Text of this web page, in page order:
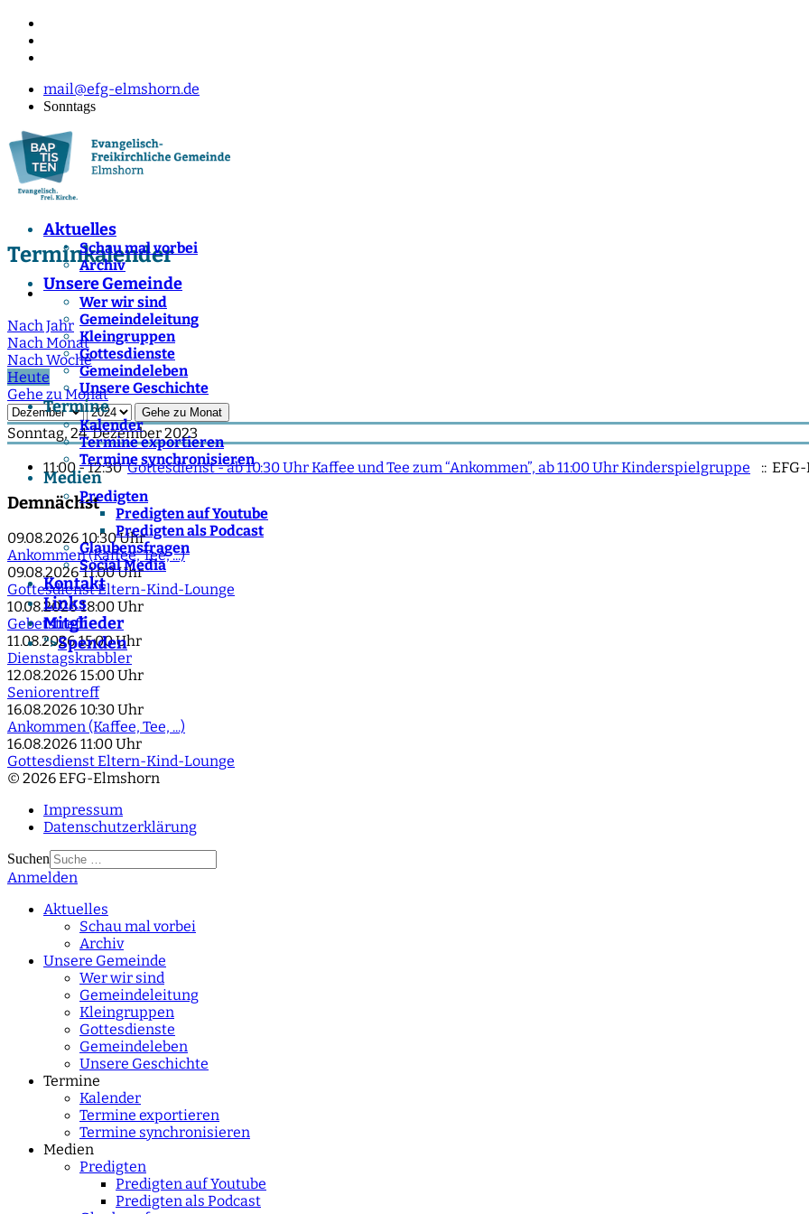
mail@efg-elmshorn.de
Sonntags
Aktuelles
Schau mal vorbei
Archiv
Unsere Gemeinde
Wer wir sind
Gemeindeleitung
Kleingruppen
Gottesdienste
Gemeindeleben
Unsere Geschichte
Termine
Kalender
Termine exportieren
Termine synchronisieren
Medien
Predigten
Predigten auf Youtube
Predigten als Podcast
Glaubensfragen
Social Media
Kontakt
Links
Mitglieder
">Spenden
Terminkalender
Nach Jahr
Nach Monat
Nach Woche
Heute
Gehe zu Monat
Gehe zu Monat
Sonntag, 24. Dezember 2023
11:00 - 12:30Gottesdienst - ab 10:30 Uhr Kaffee und Tee zum “Ankommen”, ab 11:00 Uhr Kinderspielgruppe ::
Demnächst
09.08.2026 10:30 Uhr
Ankommen (Kaffee, Tee, ...)
09.08.2026 11:00 Uhr
Gottesdienst Eltern-Kind-Lounge
10.08.2026 18:00 Uhr
Gebetstreff
11.08.2026 15:00 Uhr
Dienstagskrabbler
12.08.2026 15:00 Uhr
Seniorentreff
16.08.2026 10:30 Uhr
Ankommen (Kaffee, Tee, ...)
16.08.2026 11:00 Uhr
Gottesdienst Eltern-Kind-Lounge
© 2026 EFG-Elmshorn
Impressum
Datenschutzerklärung
Suchen
Type 2 or more
Anmelden
Aktuelles
Schau mal vorbei
Archiv
Unsere Gemeinde
Wer wir sind
Gemeindeleitung
Kleingruppen
Gottesdienste
Gemeindeleben
Unsere Geschichte
Termine
Kalender
Termine exportieren
Termine synchronisieren
Medien
Predigten
Predigten auf Youtube
Predigten als Podcast